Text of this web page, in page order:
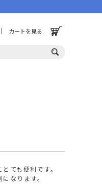
ラビナ
カートを見る
ても便利です。
なります。